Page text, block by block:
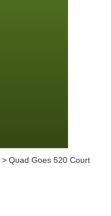
> Quad Goes 520 Court